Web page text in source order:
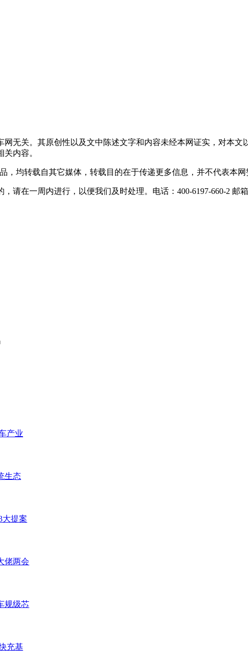
无关。其原创性以及文中陈述文字和内容未经本网证实，对本
内容。
，均转载自其它媒体，转载目的在于传递更多信息，并不代表本网
请在一周内进行，以便我们及时处理。电话：400-6197-660-2 邮箱
产业
生态
大提案
佬两会
规级芯
充基